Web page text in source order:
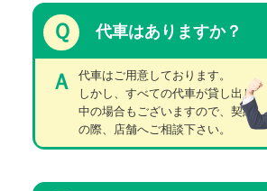
Ｑ 代車はありますか？
Ａ
代車はご用意しております。
しかし、すべての代車が貸し出し
中の場合もございますので、契約
の際、店舗へご相談下さい。